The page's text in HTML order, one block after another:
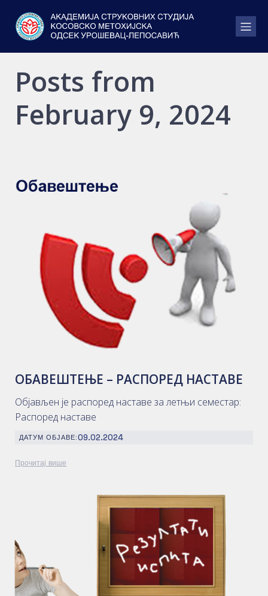
Posts from
February 9, 2024
ОБАВЕШТЕЊЕ – РАСПОРЕД НАСТАВЕ
Објављен је распоред наставе за летњи семестар:
Распоред наставе
ДАТУМ ОБЈАВЕ:09.02.2024
Прочитај више